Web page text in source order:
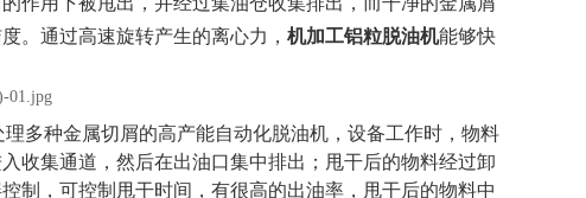
。通过高速旋转产生的离心力， 机加工铝粒脱油机能够快
多种金属切屑的高产能自动化脱油机，设备工作时，物料
收集通道，然后在出油口集中排出；甩干后的物料经过卸
制，可控制甩干时间，有很高的出油率，甩干后的物料中